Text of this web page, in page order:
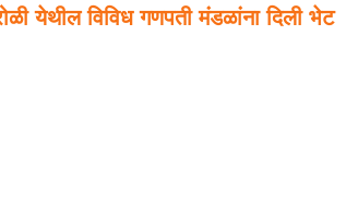
येथील विविध गणपती मंडळांना दिली भेट